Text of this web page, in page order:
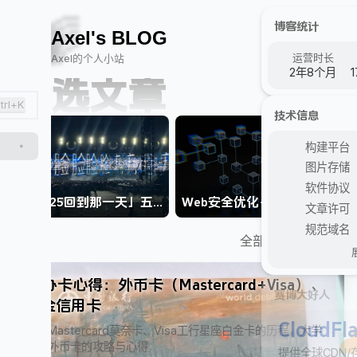
✨
🌈
Axe 's B LOG
Axel的个人小站
精选文章
「5525回到那一天」五月天杭州站｜MAYDAY TOUR IN Hangzhou Web安全优化+访问速度提升实战&免费CDN评测「安全与加速」
全部分类 创建日期
💳办卡心得：外币卡（Mastercard+Visa）、
白金信用卡
首张Mastercard莫奈卡、Visa工行星座白金卡的历程，大学
生办外币卡的攻略与心得
博客统计
运营时长
2年8个月
技术信息
构建平台
图片存储
软件协议
文章许可
规范域名
赛博大好人
提供全球CDN/